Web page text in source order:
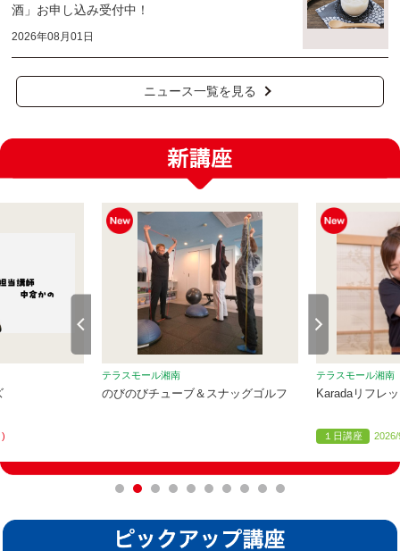
酒」お申し込み受付中！
2026年08月01日
ニュース一覧を見る
テラスモール湘南
のびのびチューブ＆スナッグゴルフ
テラスモール湘南
Karadaリフレ
１日講座